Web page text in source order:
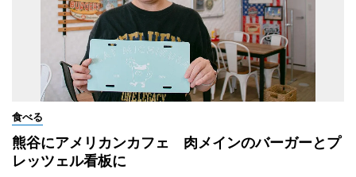
食べる
熊谷にアメリカンカフェ 肉メインのバーガーとプ
レッツェル看板に